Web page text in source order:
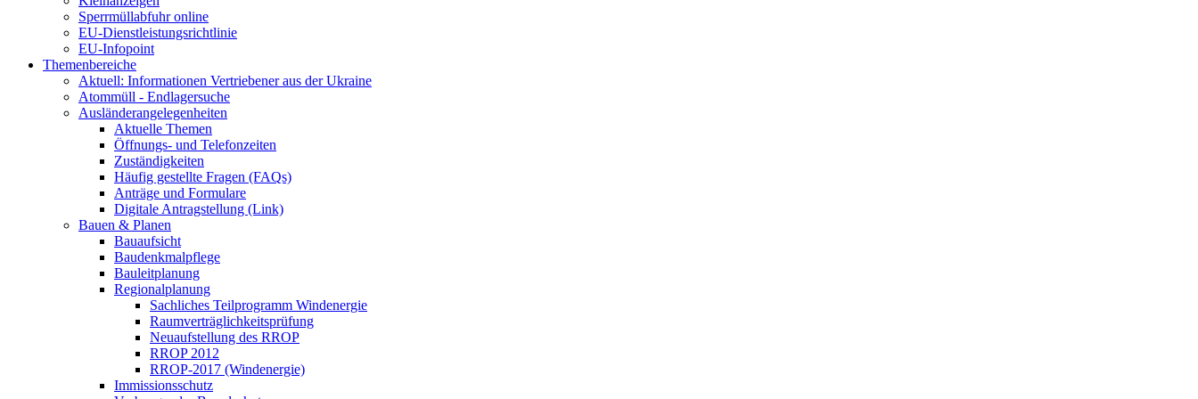
Sperrmüllabfuhr online
EU-Dienstleistungsrichtlinie
EU-Infopoint
Themenbereiche
Aktuell: Informationen Vertriebener aus der Ukraine
Atommüll - Endlagersuche
Ausländerangelegenheiten
Aktuelle Themen
Öffnungs- und Telefonzeiten
Zuständigkeiten
Häufig gestellte Fragen (FAQs)
Anträge und Formulare
Digitale Antragstellung (Link)
Bauen & Planen
Bauaufsicht
Baudenkmalpflege
Bauleitplanung
Regionalplanung
Sachliches Teilprogramm Windenergie
Raumverträglichkeitsprüfung
Neuaufstellung des RROP
RROP 2012
RROP-2017 (Windenergie)
Immissionsschutz